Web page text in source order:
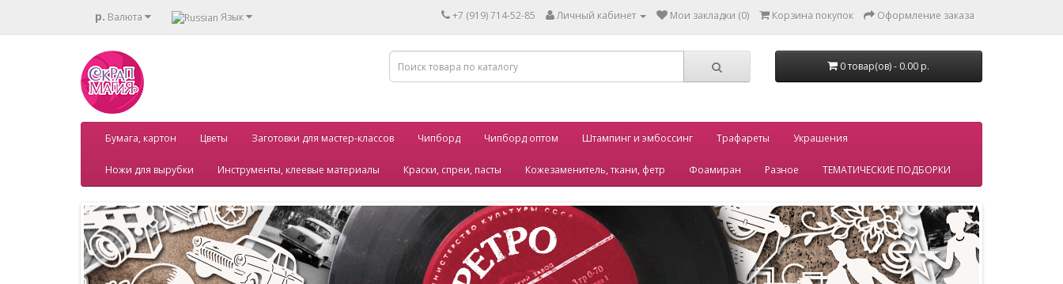
р. Валюта Язык +7 (919) 714-52-85 Личный кабинет Мои закладки (0) Корзина покупок Оформление заказа
0 товар(ов) - 0.00 р.
Бумага, картон Цветы Заготовки для мастер-классов Чипборд Чипборд оптом Штампинг и эмбоссинг Трафареты Украшения
Ножи для вырубки Инструменты, клеевые материалы Краски, спреи, пасты Кожезаменитель, ткани, фетр Фоамиран Разное ТЕМАТИЧЕСКИЕ ПОДБОРКИ